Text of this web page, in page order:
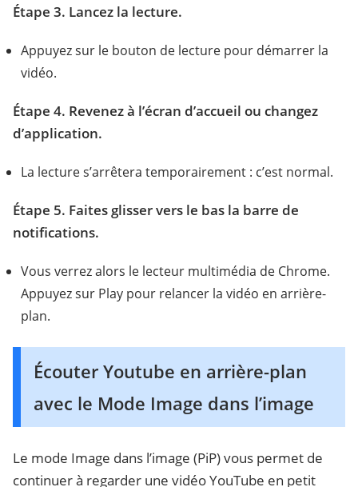
Étape 3. Lancez la lecture.
Appuyez sur le bouton de lecture pour démarrer la
vidéo.
Étape 4. Revenez à l’écran d’accueil ou changez
d’application.
La lecture s’arrêtera temporairement : c’est normal.
Étape 5. Faites glisser vers le bas la barre de
notifications.
Vous verrez alors le lecteur multimédia de Chrome.
Appuyez sur Play pour relancer la vidéo en arrière-
plan.
Écouter Youtube en arrière-plan
avec le Mode Image dans l’image
Le mode Image dans l’image (PiP) vous permet de
continuer à regarder une vidéo YouTube en petit